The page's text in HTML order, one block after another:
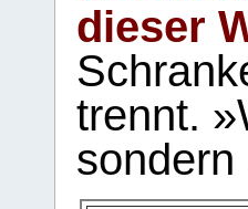
dieser
trennt.